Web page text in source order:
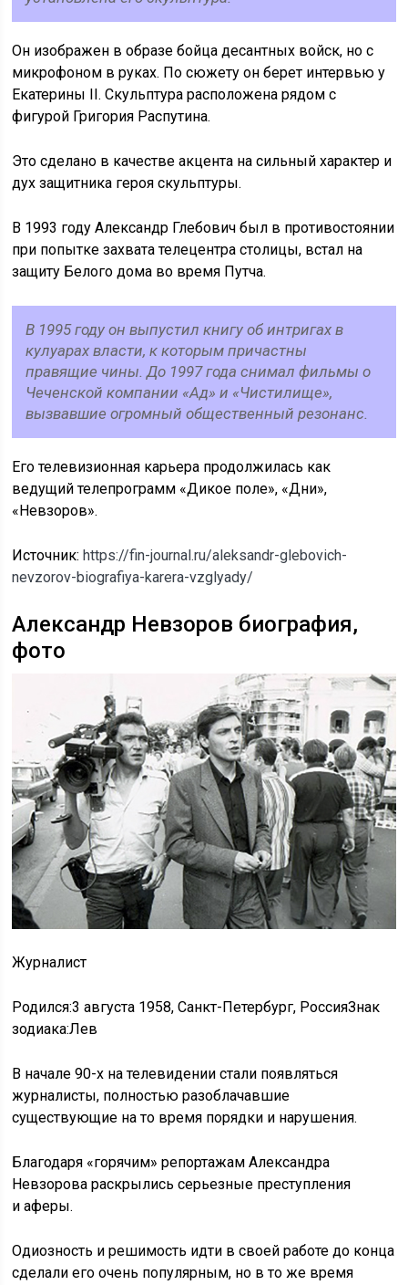
Он изображен в образе бойца десантных войск, но с
микрофоном в руках. По сюжету он берет интервью у
Екатерины II. Скульптура расположена рядом с
фигурой Григория Распутина.
Это сделано в качестве акцента на сильный характер и
дух защитника героя скульптуры.
В 1993 году Александр Глебович был в противостоянии
при попытке захвата телецентра столицы, встал на
защиту Белого дома во время Путча.
В 1995 году он выпустил книгу об интригах в
кулуарах власти, к которым причастны
правящие чины. До 1997 года снимал фильмы о
Чеченской компании «Ад» и «Чистилище»,
вызвавшие огромный общественный резонанс.
Его телевизионная карьера продолжилась как
ведущий телепрограмм «Дикое поле», «Дни»,
«Невзоров».
Источник:https://fin-journal.ru/aleksandr-glebovich-
nevzorov-biografiya-karera-vzglyady/
Александр Невзоров биография,
фото
Журналист
Родился:3 августа 1958, Санкт-Петербург, РоссияЗнак
зодиака:Лев
В начале 90-х на телевидении стали появляться
журналисты, полностью разоблачавшие
существующие на то время порядки и нарушения.
Благодаря «горячим» репортажам Александра
Невзорова раскрылись серьезные преступления
и аферы.
Одиозность и решимость идти в своей работе до конца
сделали его очень популярным, но в то же время